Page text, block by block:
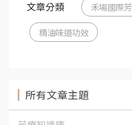
文章分類 禾場國際
精油味道功效
所有文章主題